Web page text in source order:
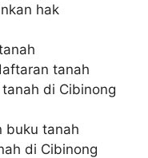
hak
tanah
di Cibinong
buku tanah
di Cibinong